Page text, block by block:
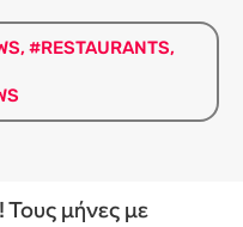
, #RESTAURANTS,
Τους μήνες με